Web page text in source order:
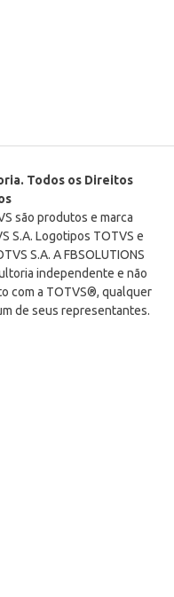
Todos os Direitos
são produtos e marca
S.A. Logotipos TOTVS e
S.A. A FBSOLUTIONS
independente e não
com a TOTVS®, qualquer
de seus representantes.